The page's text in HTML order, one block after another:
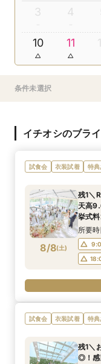
3 4
10 11
条件未選択
イチオシのブラ
試食会 衣装試着 特典
8/8(土)
残1＼
天高
挙式
試食♪
所要
試食会 衣装試着 特典
残1＼
◎！感